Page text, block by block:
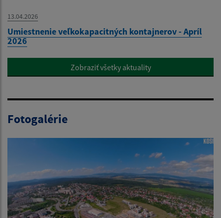
13.04.2026
Umiestnenie veľkokapacitných kontajnerov - Apríl
2026
Zobraziť všetky aktuality
Fotogalérie